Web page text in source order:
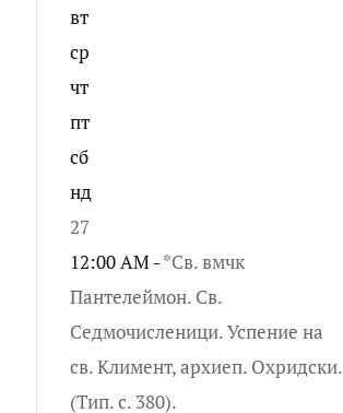
вт
ср
чт
пт
сб
нд
27
12:00 AM -*Св. вмчк
Пантелеймон. Св.
Седмочисленици. Успение на
св. Климент, архиеп. Охридски.
(Тип. с. 380).